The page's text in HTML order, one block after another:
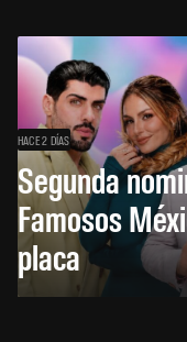
HACE 2 DÍAS
Segunda
Famosos
placa